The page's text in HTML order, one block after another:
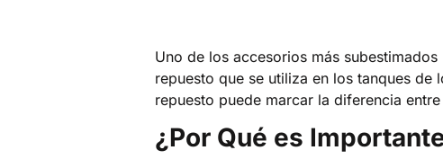
Uno de los accesorios más
repuesto que se utiliza en los tanques
repuesto puede marcar la diferencia
¿Por Qué es